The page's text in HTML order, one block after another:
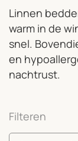
Linnen
warm in de
snel.
en
nachtrust.
Filteren